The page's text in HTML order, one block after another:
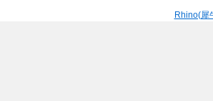
Rhino(犀